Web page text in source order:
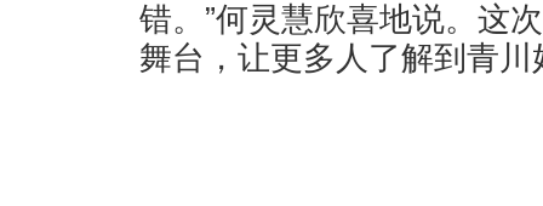
错。”何灵慧欣喜地说。这
舞台，让更多人了解到青川